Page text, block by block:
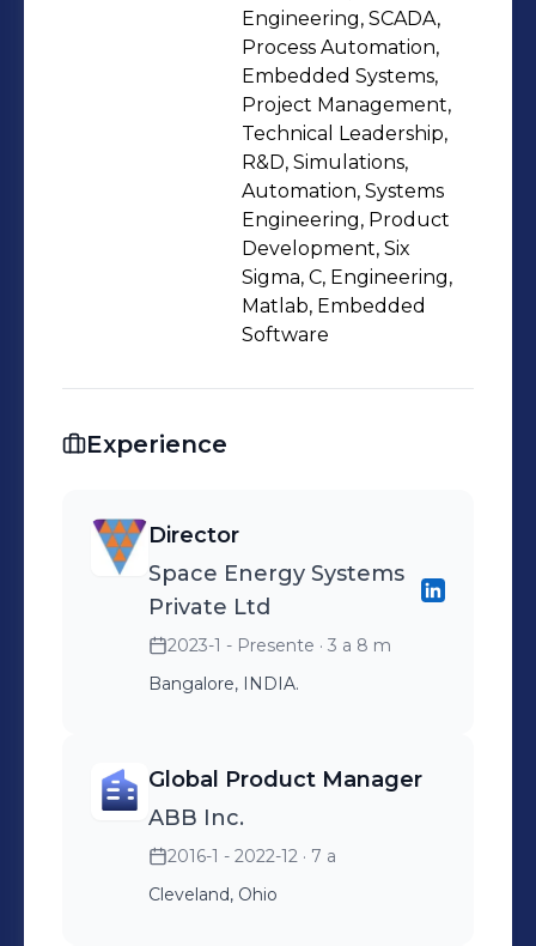
professional graduated from PDA
College of Engineering, Gulbarga
University Gulbarga.
Engineering, SCADA,
Process Automation,
Embedded Systems,
Project Management,
Technical Leadership,
R&D, Simulations,
Automation, Systems
Engineering, Product
Development, Six
Sigma, C, Engineering,
Matlab, Embedded
Software
Experience
Director
Space Energy Systems
Private Ltd
2023-1 - Presente · 3 a 8 m
Bangalore, INDIA.
Global Product Manager
ABB Inc.
2016-1 - 2022-12 · 7 a
Cleveland, Ohio